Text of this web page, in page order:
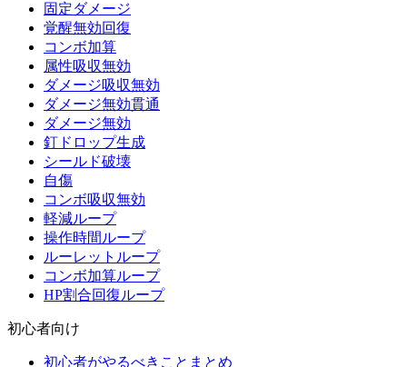
固定ダメージ
覚醒無効回復
コンボ加算
属性吸収無効
ダメージ吸収無効
ダメージ無効貫通
ダメージ無効
釘ドロップ生成
シールド破壊
自傷
コンボ吸収無効
軽減ループ
操作時間ループ
ルーレットループ
コンボ加算ループ
HP割合回復ループ
初心者向け
初心者がやるべきことまとめ